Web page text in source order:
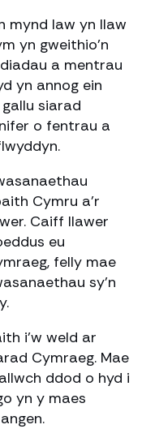
mynd law yn llaw
yn gweithio’n
a mentrau
yn annog ein
siarad
o fentrau a
Cymru a’r
Caiff llawer
eu
felly mae
sy’n
i’w weld ar
Cymraeg. Mae
ddod o hyd i
yn y maes